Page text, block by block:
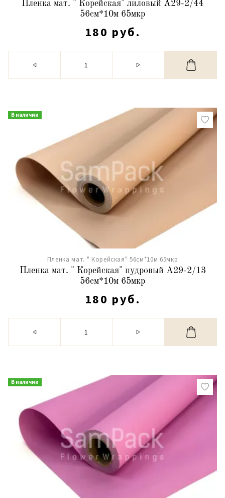
Пленка мат. " Корейская" лиловый А29-2/44
56см*10м 65мкр
180 руб.
В наличии
Пленка мат. " Корейская" 56см*10м 65мкр
Пленка мат. " Корейская" пудровый А29-2/13
56см*10м 65мкр
180 руб.
В наличии